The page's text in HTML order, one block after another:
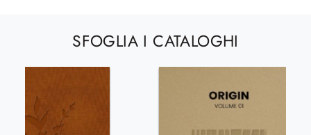
SFOGLIA I CATALOGHI